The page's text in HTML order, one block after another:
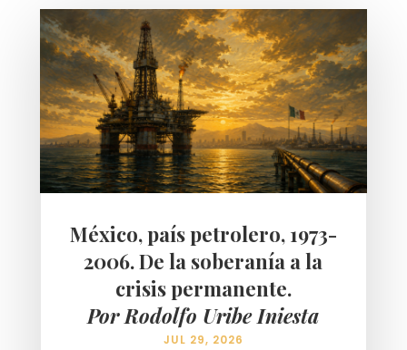
México, país petrolero, 1973-
2006. De la soberanía a la
crisis permanente.
Por Rodolfo Uribe Iniesta
JUL 29, 2026